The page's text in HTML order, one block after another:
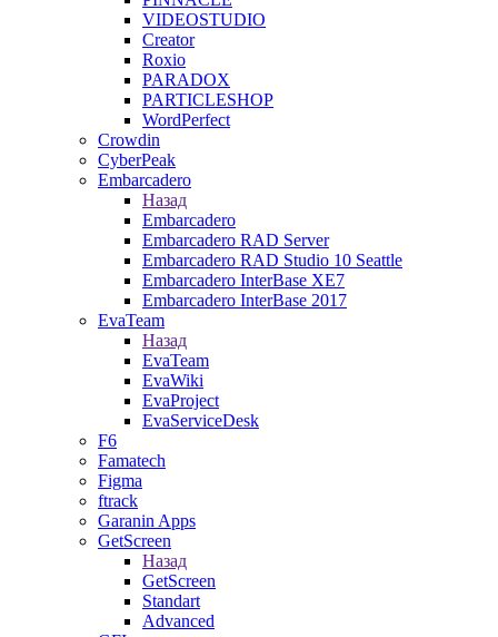
VIDEOSTUDIO
Creator
Roxio
PARADOX
PARTICLESHOP
WordPerfect
Crowdin
CyberPeak
Embarcadero
Назад
Embarcadero
Embarcadero RAD Server
Embarcadero RAD Studio 10 Seattle
Embarcadero InterBase XE7
Embarcadero InterBase 2017
EvaTeam
Назад
EvaTeam
EvaWiki
EvaProject
EvaServiceDesk
F6
Famatech
Figma
ftrack
Garanin Apps
GetScreen
Назад
GetScreen
Standart
Advanced